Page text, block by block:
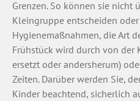
Grenzen. So können sie nicht
Kleingruppe entscheiden
Hygienemaßnahmen, die Art
Frühstück wird durch von der
ersetzt oder andersherum)
Zeiten. Darüber werden Sie,
Kinder beachtend, sicherlich